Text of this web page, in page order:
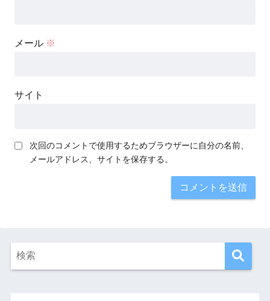
メール ※
サイト
次回のコメントで使用するためブラウザーに自分の名前、
メールアドレス、サイトを保存する。